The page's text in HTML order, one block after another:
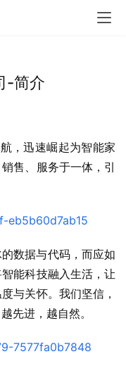
-简介
，迅速崛起为智能家
售、服务于一体，引
数据与代码，而应如
能科技融入生活，让
与关怀。我们坚信，
先进，越自然。